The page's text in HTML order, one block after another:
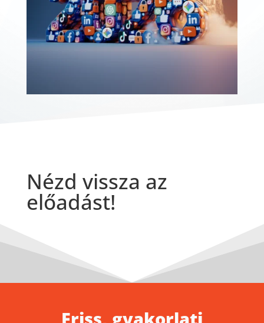
Nézd vissza az
előadást!
Friss, gyakorlati